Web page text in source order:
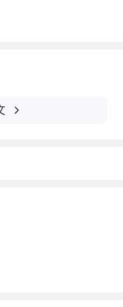
血管疾病和某
的整体健康水